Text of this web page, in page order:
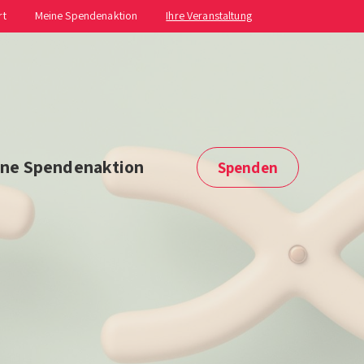
Meine Spendenaktion Ihre Veranstaltung
Spendenaktion Spenden